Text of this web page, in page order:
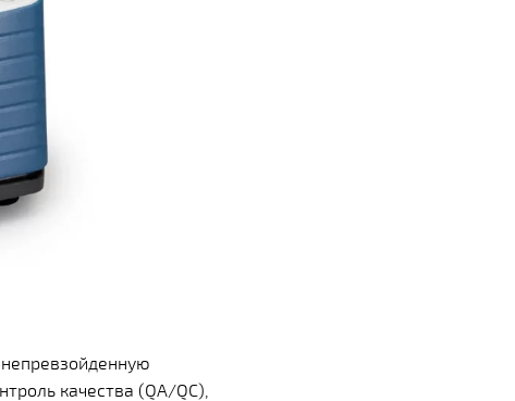
качества (QA/QC),